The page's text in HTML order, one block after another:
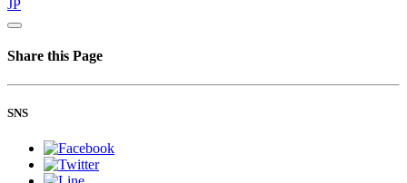
JP
Share this Page
SNS